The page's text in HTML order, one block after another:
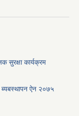
सुरक्षा कार्यक्रम
ब्यबस्थापन ऐन २०७५